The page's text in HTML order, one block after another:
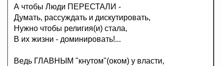
А чтобы Люди ПЕРЕСТАЛИ -
Думать, рассуждать и дискутировать,
Нужно чтобы религия(и) стала,
В их жизни - доминировать!...
Ведь ГЛАВНЫМ "кнутом"(оком) у власти,